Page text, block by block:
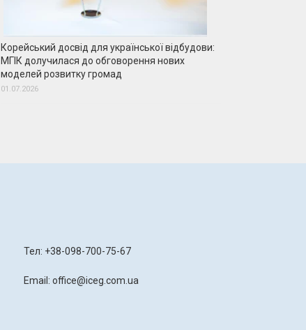
Корейський досвід для української відбудови:
МГІК долучилася до обговорення нових
моделей розвитку громад
01.07.2026
Тел: +38-098-700-75-67
Email: office@iceg.com.ua